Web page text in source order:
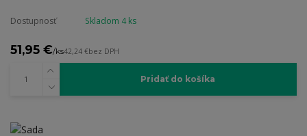
Dostupnosť Skladom 4 ks
51,95 €/ks42,24 €bez DPH
Pridať do košíka